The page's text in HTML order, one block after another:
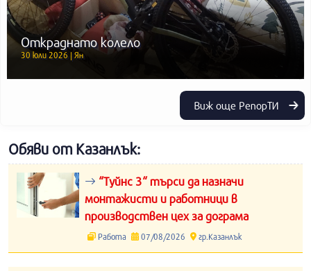
Откраднато колело
30 юли 2026 | Ян
Виж още РепорТИ
Обяви от Казанлък:
“Туйнс 3“ търси да назначи
монтажисти и работници в
производствен цех за дограма
Работа 07/08/2026 гр.Казанлък